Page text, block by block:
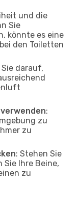
und die
Sie
könnte es eine
den Toiletten
darauf,
:
zu
zu
: Stehen Sie
Ihre Beine,
zu